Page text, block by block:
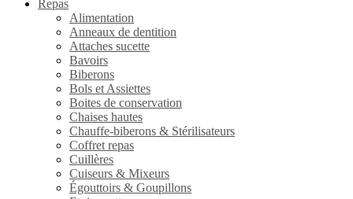
Repas
Alimentation
Anneaux de dentition
Attaches sucette
Bavoirs
Biberons
Bols et Assiettes
Boites de conservation
Chaises hautes
Chauffe-biberons & Stérilisateurs
Coffret repas
Cuillères
Cuiseurs & Mixeurs
Égouttoirs & Goupillons